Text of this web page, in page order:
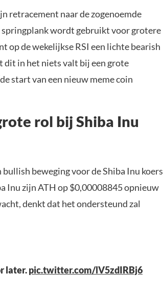
retracement naar de zogenoemde
springplank wordt gebruikt voor grotere
op de wekelijkse RSI een lichte bearish
dit in het niets valt bij een grote
start van een nieuw meme coin
rol bij Shiba Inu
beweging voor de Shiba Inu
Inu zijn ATH op $0,00008845 opnieuw
denkt dat het ondersteund zal
later.pic.twitter.com/lV5zdIRBj6